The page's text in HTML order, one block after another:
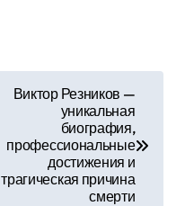
Виктор Резников —
уникальная
биография,
профессиональные
достижения и
трагическая причина
смерти